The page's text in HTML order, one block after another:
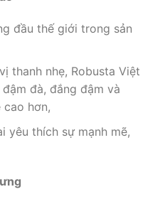
đầu thế giới trong sản
thanh nhẹ, Robusta Việt
đà, đắng đậm và
hơn,
yêu thích sự mạnh mẽ,